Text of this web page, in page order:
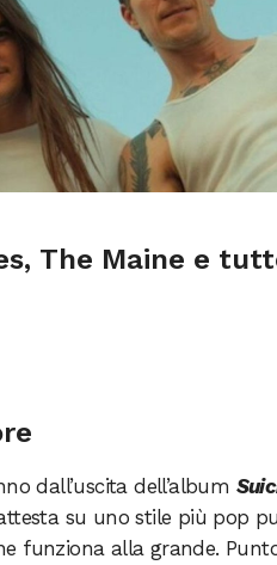
The Maine e
dall’uscita dell’album
su uno stile più pop
funziona alla grande.